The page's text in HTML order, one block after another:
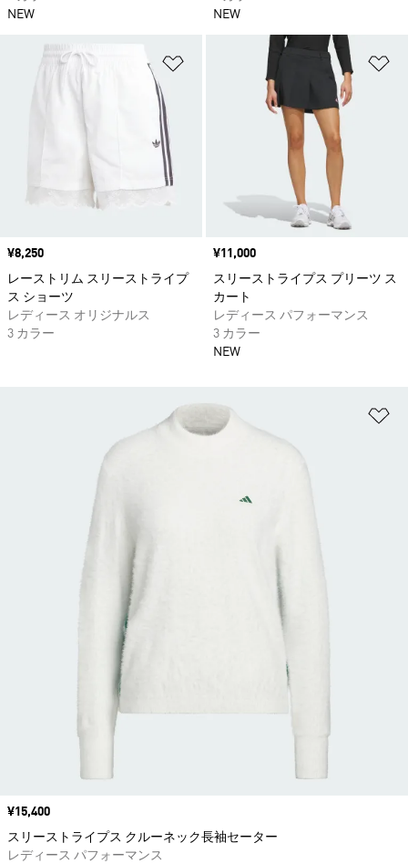
NEW
NEW
ほしいものリストに追加
価格
¥8,250
レーストリム スリーストライプ
ス ショーツ
レディース オリジナルス
3 カラー
価格
¥11,000
スリーストライプス プリーツ ス
カート
レディース パフォーマンス
3 カラー
NEW
価格
¥15,400
スリーストライプス クルーネック長袖セーター
レディース パフォーマンス